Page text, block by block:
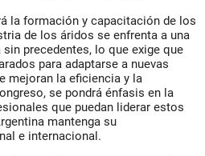
la formación y capacitación de los
de los áridos se enfrenta a una
precedentes, lo que exige que
para adaptarse a nuevas
mejoran la eficiencia y la
se pondrá énfasis en la
que puedan liderar estos
mantenga su
e internacional.